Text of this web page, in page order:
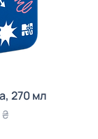
270 мл